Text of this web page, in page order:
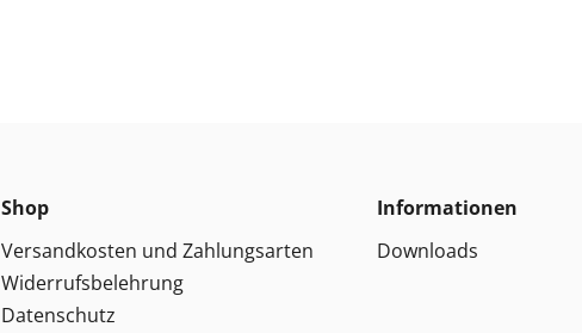
Shop
Versandkosten und Zahlungsarten
Widerrufsbelehrung
Datenschutz
Informationen
Downloads